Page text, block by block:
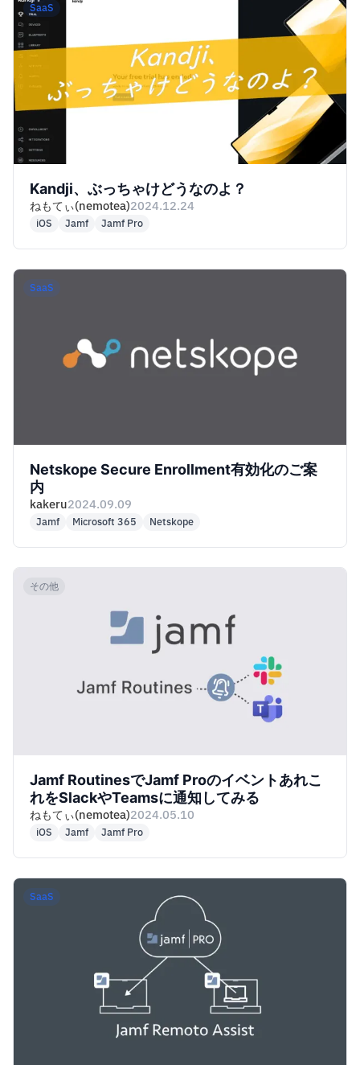
SaaS
Kandji、ぶっちゃけどうなのよ？
ねもてぃ(nemotea)2024.12.24
iOS Jamf Jamf Pro
SaaS
Netskope Secure Enrollment有効化のご案
内
kakeru2024.09.09
Jamf Microsoft 365 Netskope
その他
Jamf RoutinesでJamf Proのイベントあれこ
れをSlackやTeamsに通知してみる
ねもてぃ(nemotea)2024.05.10
iOS Jamf Jamf Pro
SaaS